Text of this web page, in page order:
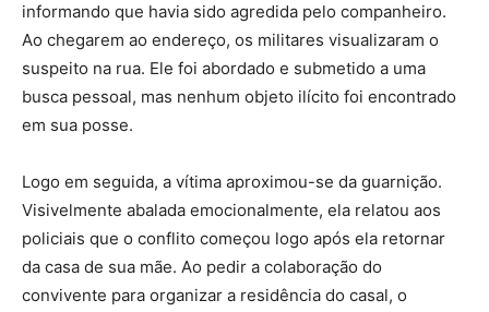
informando que havia sido agredida pelo companheiro.
Ao chegarem ao endereço, os militares visualizaram o
suspeito na rua. Ele foi abordado e submetido a uma
busca pessoal, mas nenhum objeto ilícito foi encontrado
em sua posse.
Logo em seguida, a vítima aproximou-se da guarnição.
Visivelmente abalada emocionalmente, ela relatou aos
policiais que o conflito começou logo após ela retornar
da casa de sua mãe. Ao pedir a colaboração do
convivente para organizar a residência do casal, o